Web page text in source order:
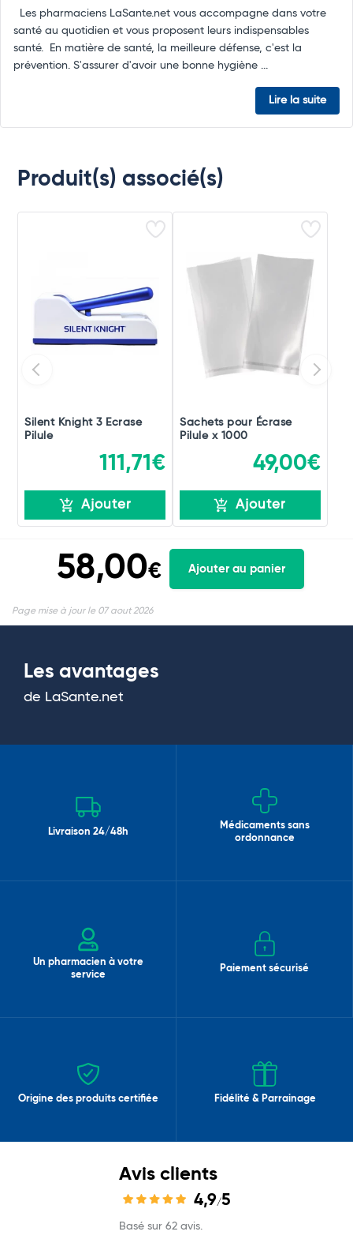
Les pharmaciens LaSante.net vous accompagne dans votre
santé au quotidien et vous proposent leurs indispensables
santé. En matière de santé, la meilleure défense, c'est la
prévention. S'assurer d'avoir une bonne hygiène ...
Lire la suite
Produit(s) associé(s)
Silent Knight 3 Ecrase
Pilule
111,71€
Ajouter
Sachets pour Écrase
Pilule x 1000
49,00€
Ajouter
58,00€ Ajouter au panier
Page mise à jour le 07 aout 2026
Les avantages
de LaSante.net
Livraison 24/48h
Médicaments sans
ordonnance
Un pharmacien à votre
service
Paiement sécurisé
Origine des produits certifiée Fidélité & Parrainage
Avis clients
4,9/5
Basé sur 62 avis.